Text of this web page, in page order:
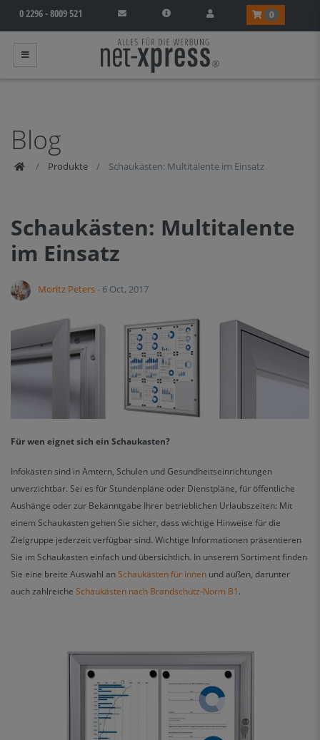
0 2296 - 8009 521 0
Produkte Schaukästen: Multitalente im Einsatz
Schaukästen: Multitalente
im Einsatz
Moritz Peters- 6 Oct, 2017
Für wen eignet sich ein Schaukasten?
Infokästen sind in Ämtern, Schulen und Gesundheitseinrichtungen
unverzichtbar. Sei es für Stundenpläne oder Dienstpläne, für öffentliche
Aushänge oder zur Bekanntgabe Ihrer betrieblichen Urlaubszeiten: Mit
einem Schaukasten gehen Sie sicher, dass wichtige Hinweise für die
Zielgruppe jederzeit verfügbar sind. Wichtige Informationen präsentieren
Sie im Schaukasten einfach und übersichtlich. In unserem Sortiment finden
Sie eine breite Auswahl anSchaukästen für innen undaußen, darunter
auch zahlreiche Schaukästen nach Brandschutz-Norm B1 .